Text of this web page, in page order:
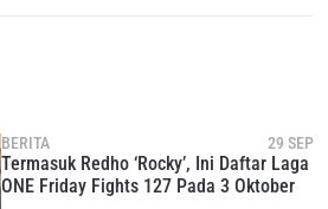
BERITA 29 SEP
Termasuk Redho ‘Rocky’, Ini Daftar Laga
ONE Friday Fights 127 Pada 3 Oktober